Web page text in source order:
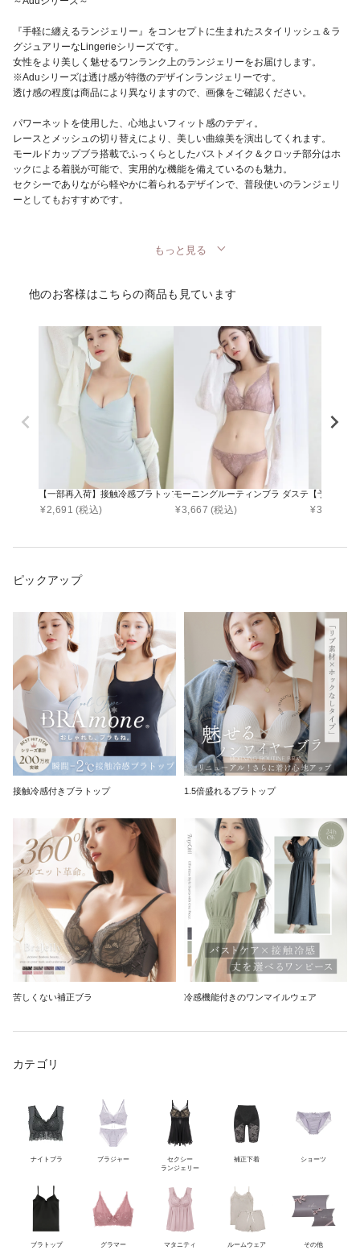
『手軽に纏えるランジェリー』をコンセプトに生まれたスタイリッシュ＆ラ
グジュアリーなLingerieシリーズです。
女性をより美しく魅せるワンランク上のランジェリーをお届けします。
※Aduシリーズは透け感が特徴のデザインランジェリーです。
透け感の程度は商品により異なりますので、画像をご確認ください。
パワーネットを使用した、心地よいフィット感のテディ。
レースとメッシュの切り替えにより、美しい曲線美を演出してくれます。
モールドカップブラ搭載でふっくらとしたバストメイク＆クロッチ部分はホ
ックによる着脱が可能で、実用的な機能を備えているのも魅力。
セクシーでありながら軽やかに着られるデザインで、普段使いのランジェリ
ーとしてもおすすめです。
もっと見る
他のお客様はこちらの商品も見ています
【一部再入荷】接触冷感ブラトップ 深V型/U型/汗取りパッド付き 選べる3タイ
¥2,691 (税込)
モーニングルーティンブラ ダスティフルール
¥3,667 (税込)
【予約販売
¥3,290
ピックアップ
接触冷感付きブラトップ 1.5倍盛れるブラトップ
苦しくない補正ブラ 冷感機能付きのワンマイルウェア
カテゴリ
ナイトブラ ブラジャー
セクシー
ランジェリー
補正下着 ショーツ
ブラトップ グラマー マタニティ ルームウェア その他